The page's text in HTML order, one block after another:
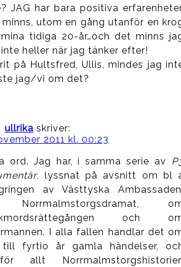
JAG har bara positiva
utom en gång utanför en
tidiga 20-år…och det minns
heller när jag tänker efter!
på Hultsfred, Ullis, mindes jag
jag/vi om det?
ullrika skriver:
2011 kl. 00:23
ord. Jag har, i samma serie av
, lyssnat på avsnitt om bl
av Västtyska
och
I alla fallen handlar det
fyrtio år gamla händelser,
allt